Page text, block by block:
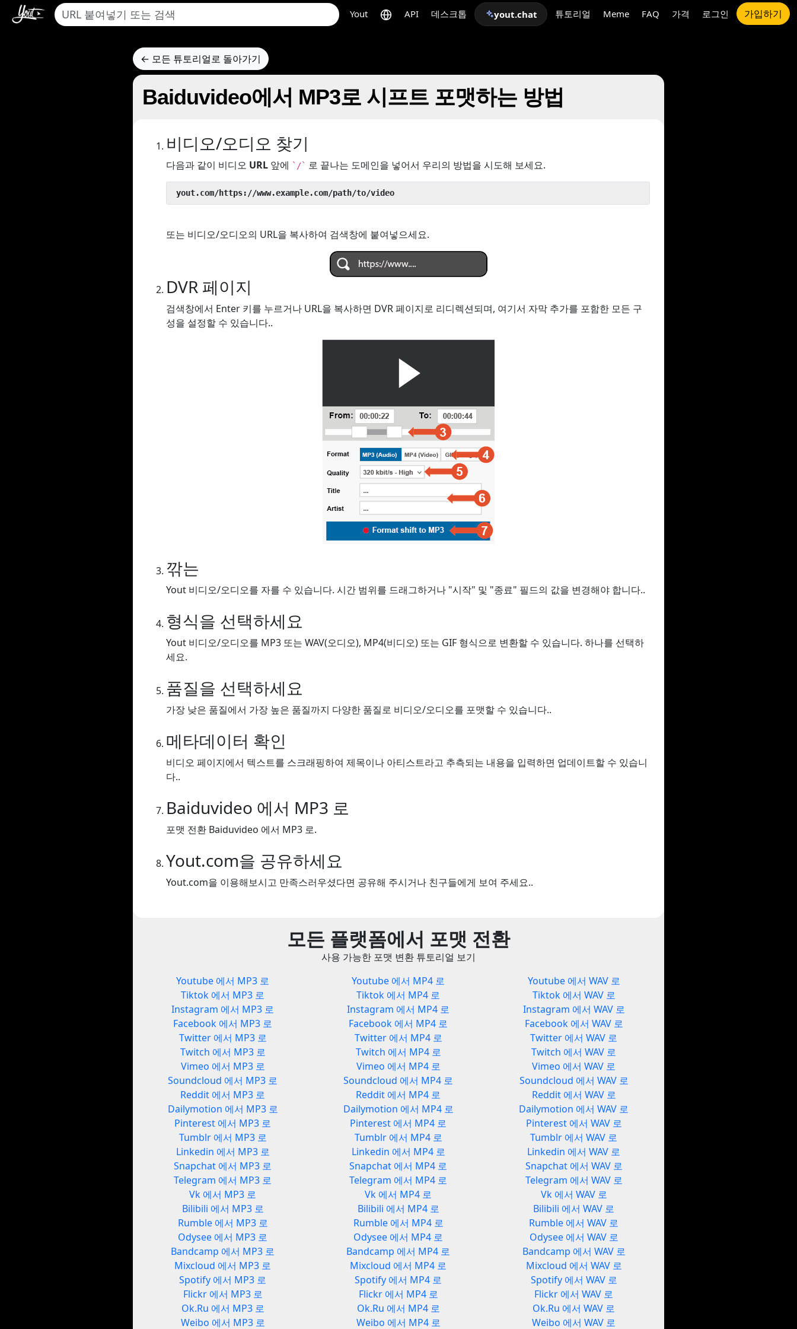
Yout API 데스크톱 yout.chat 튜토리얼 Meme FAQ 가격 로그인 가입하기
← 모든 튜토리얼로 돌아가기
Baiduvideo에서 MP3로 시프트 포맷하는 방법
비디오/오디오 찾기
다음과 같이 비디오 URL 앞에 `/` 로 끝나는 도메인을 넣어서 우리의 방법을 시도해 보세요.
yout.com/https://www.example.com/path/to/video
또는 비디오/오디오의 URL을 복사하여 검색창에 붙여넣으세요.
DVR 페이지
검색창에서 Enter 키를 누르거나 URL을 복사하면 DVR 페이지로 리디렉션되며, 여기서 자막 추가를 포함한 모든 구
성을 설정할 수 있습니다..
깎는
Yout 비디오/오디오를 자를 수 있습니다. 시간 범위를 드래그하거나 "시작" 및 "종료" 필드의 값을 변경해야 합니다..
형식을 선택하세요
Yout 비디오/오디오를 MP3 또는 WAV(오디오), MP4(비디오) 또는 GIF 형식으로 변환할 수 있습니다. 하나를 선택하
세요.
품질을 선택하세요
가장 낮은 품질에서 가장 높은 품질까지 다양한 품질로 비디오/오디오를 포맷할 수 있습니다..
메타데이터 확인
비디오 페이지에서 텍스트를 스크래핑하여 제목이나 아티스트라고 추측되는 내용을 입력하면 업데이트할 수 있습니
다..
Baiduvideo 에서 MP3 로
포맷 전환 Baiduvideo 에서 MP3 로.
Yout.com을 공유하세요
Yout.com을 이용해보시고 만족스러우셨다면 공유해 주시거나 친구들에게 보여 주세요..
모든 플랫폼에서 포맷 전환
사용 가능한 포맷 변환 튜토리얼 보기
Youtube 에서 MP3 로
Tiktok 에서 MP3 로
Instagram 에서 MP3 로
Facebook 에서 MP3 로
Twitter 에서 MP3 로
Twitch 에서 MP3 로
Vimeo 에서 MP3 로
Soundcloud 에서 MP3 로
Reddit 에서 MP3 로
Dailymotion 에서 MP3 로
Pinterest 에서 MP3 로
Tumblr 에서 MP3 로
Linkedin 에서 MP3 로
Snapchat 에서 MP3 로
Telegram 에서 MP3 로
Vk 에서 MP3 로
Bilibili 에서 MP3 로
Rumble 에서 MP3 로
Odysee 에서 MP3 로
Bandcamp 에서 MP3 로
Mixcloud 에서 MP3 로
Spotify 에서 MP3 로
Flickr 에서 MP3 로
Ok.Ru 에서 MP3 로
Weibo 에서 MP3 로
Youtube 에서 MP4 로
Tiktok 에서 MP4 로
Instagram 에서 MP4 로
Facebook 에서 MP4 로
Twitter 에서 MP4 로
Twitch 에서 MP4 로
Vimeo 에서 MP4 로
Soundcloud 에서 MP4 로
Reddit 에서 MP4 로
Dailymotion 에서 MP4 로
Pinterest 에서 MP4 로
Tumblr 에서 MP4 로
Linkedin 에서 MP4 로
Snapchat 에서 MP4 로
Telegram 에서 MP4 로
Vk 에서 MP4 로
Bilibili 에서 MP4 로
Rumble 에서 MP4 로
Odysee 에서 MP4 로
Bandcamp 에서 MP4 로
Mixcloud 에서 MP4 로
Spotify 에서 MP4 로
Flickr 에서 MP4 로
Ok.Ru 에서 MP4 로
Weibo 에서 MP4 로
Youtube 에서 WAV 로
Tiktok 에서 WAV 로
Instagram 에서 WAV 로
Facebook 에서 WAV 로
Twitter 에서 WAV 로
Twitch 에서 WAV 로
Vimeo 에서 WAV 로
Soundcloud 에서 WAV 로
Reddit 에서 WAV 로
Dailymotion 에서 WAV 로
Pinterest 에서 WAV 로
Tumblr 에서 WAV 로
Linkedin 에서 WAV 로
Snapchat 에서 WAV 로
Telegram 에서 WAV 로
Vk 에서 WAV 로
Bilibili 에서 WAV 로
Rumble 에서 WAV 로
Odysee 에서 WAV 로
Bandcamp 에서 WAV 로
Mixcloud 에서 WAV 로
Spotify 에서 WAV 로
Flickr 에서 WAV 로
Ok.Ru 에서 WAV 로
Weibo 에서 WAV 로